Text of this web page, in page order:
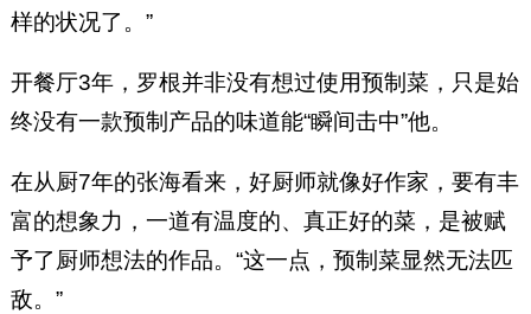
样的状况了。”
开餐厅3年，罗根并非没有想过使用预制菜，只是始
终没有一款预制产品的味道能“瞬间击中”他。
在从厨7年的张海看来，好厨师就像好作家，要有丰
富的想象力，一道有温度的、真正好的菜，是被赋
予了厨师想法的作品。“这一点，预制菜显然无法匹
敌。”